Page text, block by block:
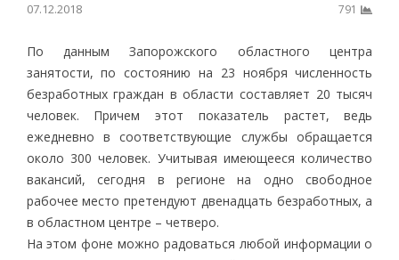
07.12.2018 791
По данным Запорожского областного центра
занятости, по состоянию на 23 ноября численность
безработных граждан в области составляет 20 тысяч
человек. Причем этот показатель растет, ведь
ежедневно в соответствующие службы обращается
около 300 человек. Учитывая имеющееся количество
вакансий, сегодня в регионе на одно свободное
рабочее место претендуют двенадцать безработных, а
в областном центре – четверо.
На этом фоне можно радоваться любой информации о